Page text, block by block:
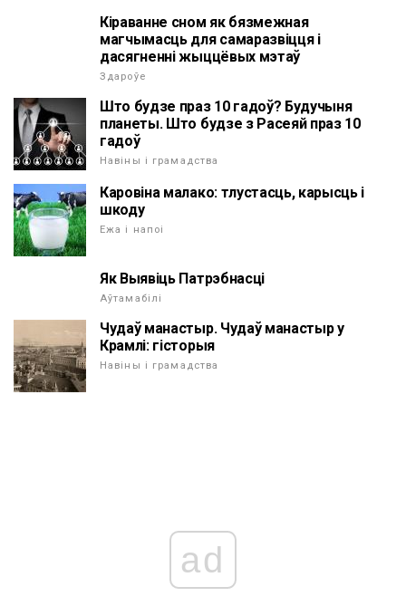
Кіраванне сном як бязмежная
магчымасць для самаразвіцця і
дасягненні жыццёвых мэтаў
Здароўе
Што будзе праз 10 гадоў? Будучыня
планеты. Што будзе з Расеяй праз 10
гадоў
Навіны і грамадства
Каровіна малако: тлустасць, карысць і
шкоду
Ежа і напоі
Як Выявіць Патрэбнасці
Аўтамабілі
Чудаў манастыр. Чудаў манастыр у
Крамлі: гісторыя
Навіны і грамадства
ad